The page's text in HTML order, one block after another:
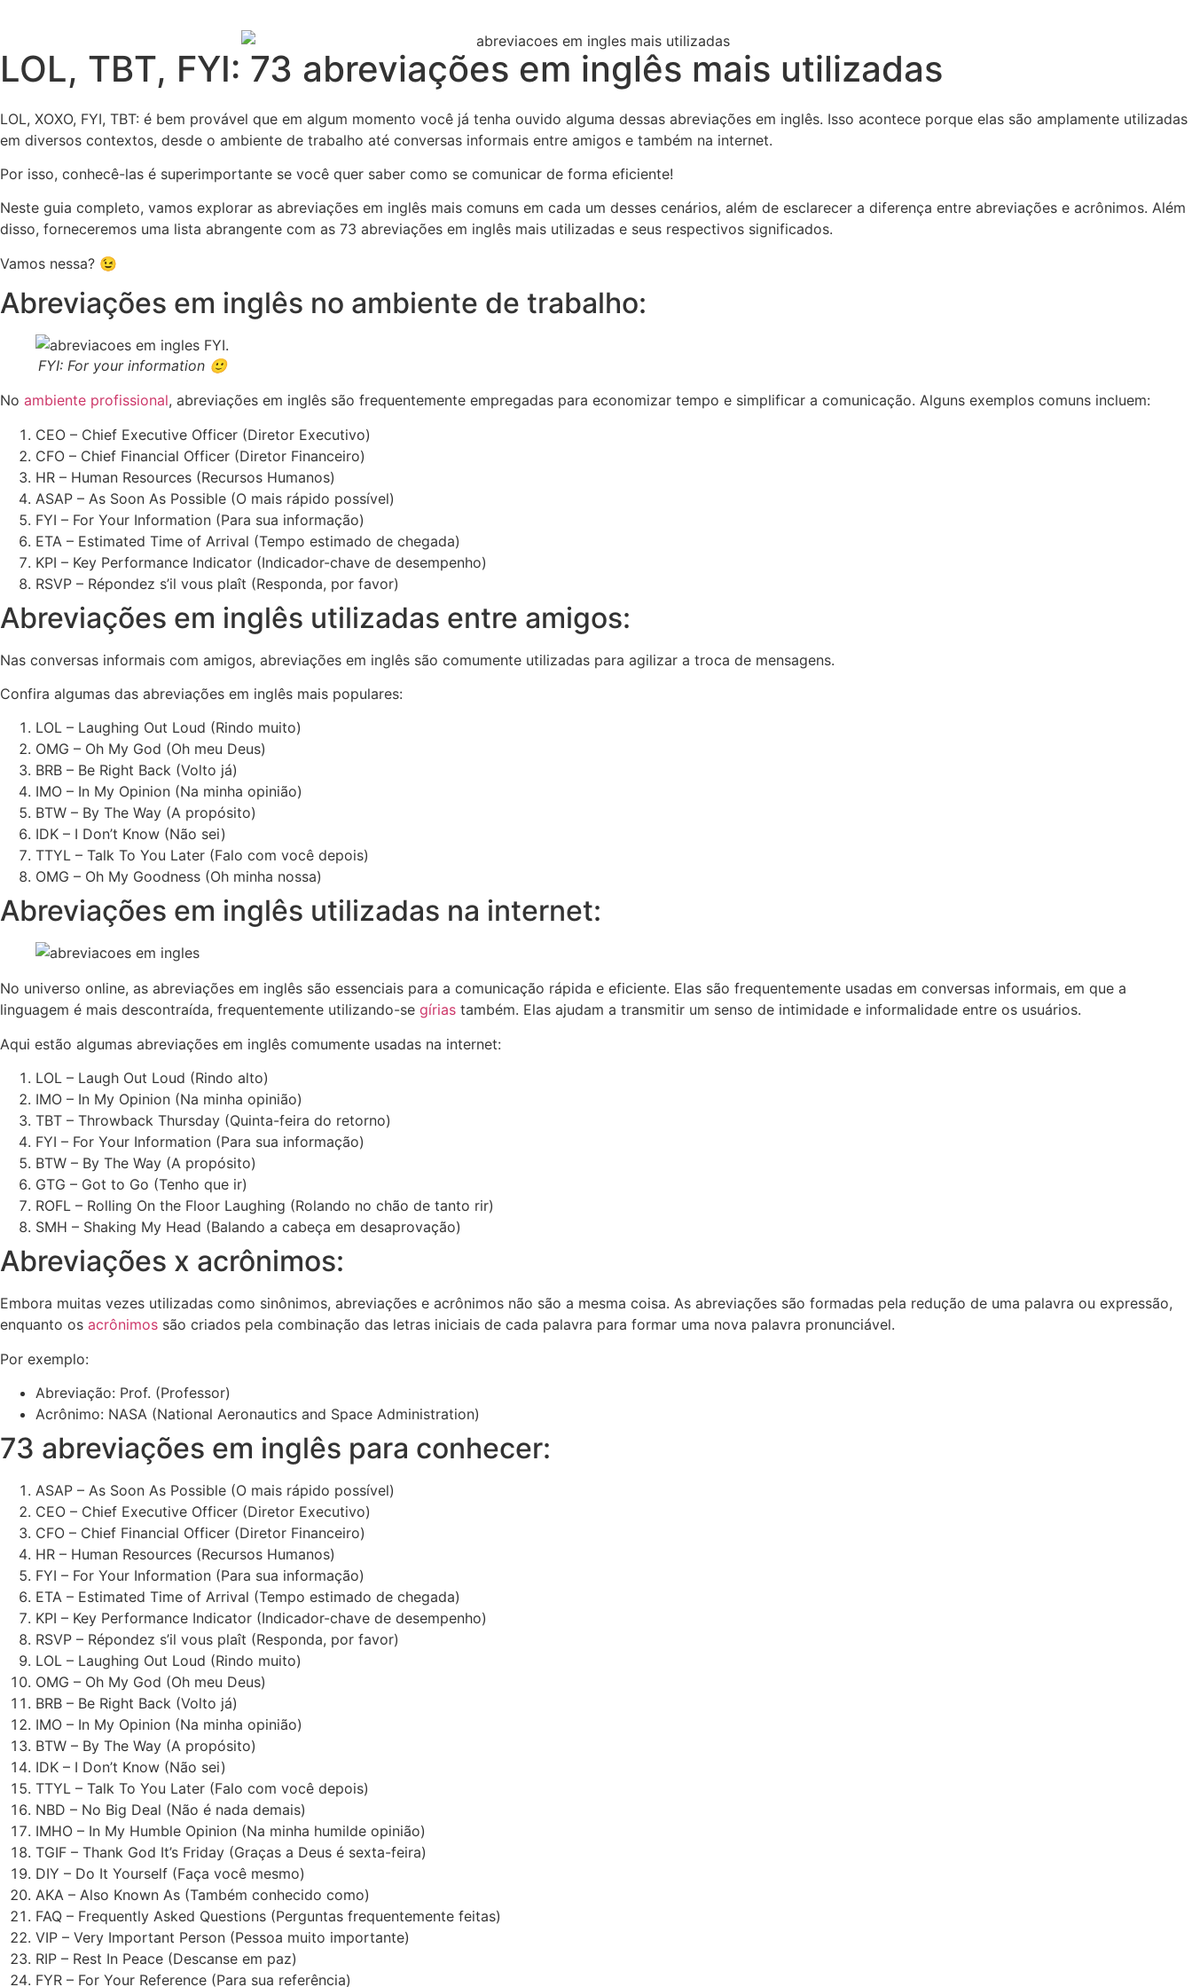
LOL, TBT, FYI: 73 abreviações em inglês mais utilizadas
LOL, XOXO, FYI, TBT: é bem provável que em algum momento você já tenha ouvido alguma dessas abreviações em inglês. Isso acontece porque elas são amplamente utilizadas
em diversos contextos, desde o ambiente de trabalho até conversas informais entre amigos e também na internet.
Por isso, conhecê-las é superimportante se você quer saber como se comunicar de forma eficiente!
Neste guia completo, vamos explorar as abreviações em inglês mais comuns em cada um desses cenários, além de esclarecer a diferença entre abreviações e acrônimos. Além
disso, forneceremos uma lista abrangente com as 73 abreviações em inglês mais utilizadas e seus respectivos significados.
Vamos nessa? 😉
Abreviações em inglês no ambiente de trabalho:
FYI: For your information🙂
No ambiente profissional, abreviações em inglês são frequentemente empregadas para economizar tempo e simplificar a comunicação. Alguns exemplos comuns incluem:
CEO – Chief Executive Officer (Diretor Executivo)
CFO – Chief Financial Officer (Diretor Financeiro)
HR – Human Resources (Recursos Humanos)
ASAP – As Soon As Possible (O mais rápido possível)
FYI – For Your Information (Para sua informação)
ETA – Estimated Time of Arrival (Tempo estimado de chegada)
KPI – Key Performance Indicator (Indicador-chave de desempenho)
RSVP – Répondez s’il vous plaît (Responda, por favor)
Abreviações em inglês utilizadas entre amigos:
Nas conversas informais com amigos, abreviações em inglês são comumente utilizadas para agilizar a troca de mensagens.
Confira algumas das abreviações em inglês mais populares:
LOL – Laughing Out Loud (Rindo muito)
OMG – Oh My God (Oh meu Deus)
BRB – Be Right Back (Volto já)
IMO – In My Opinion (Na minha opinião)
BTW – By The Way (A propósito)
IDK – I Don’t Know (Não sei)
TTYL – Talk To You Later (Falo com você depois)
OMG – Oh My Goodness (Oh minha nossa)
Abreviações em inglês utilizadas na internet:
No universo online, as abreviações em inglês são essenciais para a comunicação rápida e eficiente. Elas são frequentemente usadas em conversas informais, em que a
linguagem é mais descontraída, frequentemente utilizando-se gírias também. Elas ajudam a transmitir um senso de intimidade e informalidade entre os usuários.
Aqui estão algumas abreviações em inglês comumente usadas na internet:
LOL – Laugh Out Loud (Rindo alto)
IMO – In My Opinion (Na minha opinião)
TBT – Throwback Thursday (Quinta-feira do retorno)
FYI – For Your Information (Para sua informação)
BTW – By The Way (A propósito)
GTG – Got to Go (Tenho que ir)
ROFL – Rolling On the Floor Laughing (Rolando no chão de tanto rir)
SMH – Shaking My Head (Balando a cabeça em desaprovação)
Abreviações x acrônimos:
Embora muitas vezes utilizadas como sinônimos, abreviações e acrônimos não são a mesma coisa. As abreviações são formadas pela redução de uma palavra ou expressão,
enquanto os acrônimos são criados pela combinação das letras iniciais de cada palavra para formar uma nova palavra pronunciável.
Por exemplo:
Abreviação: Prof. (Professor)
Acrônimo: NASA (National Aeronautics and Space Administration)
73 abreviações em inglês para conhecer:
ASAP – As Soon As Possible (O mais rápido possível)
CEO – Chief Executive Officer (Diretor Executivo)
CFO – Chief Financial Officer (Diretor Financeiro)
HR – Human Resources (Recursos Humanos)
FYI – For Your Information (Para sua informação)
ETA – Estimated Time of Arrival (Tempo estimado de chegada)
KPI – Key Performance Indicator (Indicador-chave de desempenho)
RSVP – Répondez s’il vous plaît (Responda, por favor)
LOL – Laughing Out Loud (Rindo muito)
OMG – Oh My God (Oh meu Deus)
BRB – Be Right Back (Volto já)
IMO – In My Opinion (Na minha opinião)
BTW – By The Way (A propósito)
IDK – I Don’t Know (Não sei)
TTYL – Talk To You Later (Falo com você depois)
NBD – No Big Deal (Não é nada demais)
IMHO – In My Humble Opinion (Na minha humilde opinião)
TGIF – Thank God It’s Friday (Graças a Deus é sexta-feira)
DIY – Do It Yourself (Faça você mesmo)
AKA – Also Known As (Também conhecido como)
FAQ – Frequently Asked Questions (Perguntas frequentemente feitas)
VIP – Very Important Person (Pessoa muito importante)
RIP – Rest In Peace (Descanse em paz)
FYR – For Your Reference (Para sua referência)